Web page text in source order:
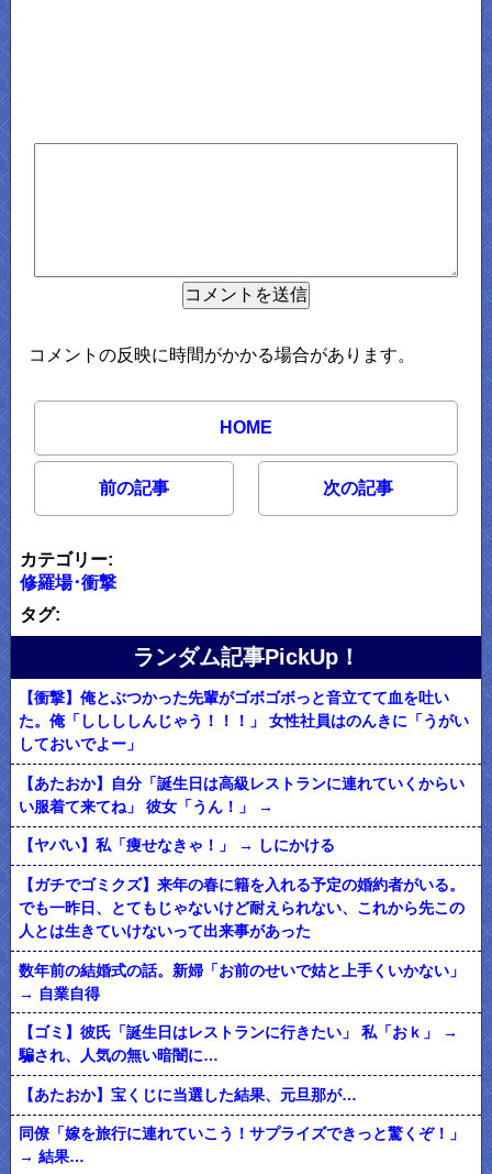
コメントの反映に時間がかかる場合があります。
HOME
前の記事 次の記事
カテゴリー:
修羅場･衝撃
タグ:
ランダム記事PickUp！
【衝撃】俺とぶつかった先輩がゴボゴボっと音立てて血を吐い
た。俺「ししししんじゃう！！！」 女性社員はのんきに「うがい
しておいでよー」
【あたおか】自分「誕生日は高級レストランに連れていくからい
い服着て来てね」 彼女「うん！」 →
【ヤバい】私「痩せなきゃ！」 → しにかける
【ガチでゴミクズ】来年の春に籍を入れる予定の婚約者がいる。
でも一昨日、とてもじゃないけど耐えられない、これから先この
人とは生きていけないって出来事があった
数年前の結婚式の話。新婦「お前のせいで姑と上手くいかない」
→ 自業自得
【ゴミ】彼氏「誕生日はレストランに行きたい」 私「おｋ」 →
騙され、人気の無い暗闇に…
【あたおか】宝くじに当選した結果、元旦那が…
同僚「嫁を旅行に連れていこう！サプライズできっと驚くぞ！」
→ 結果…